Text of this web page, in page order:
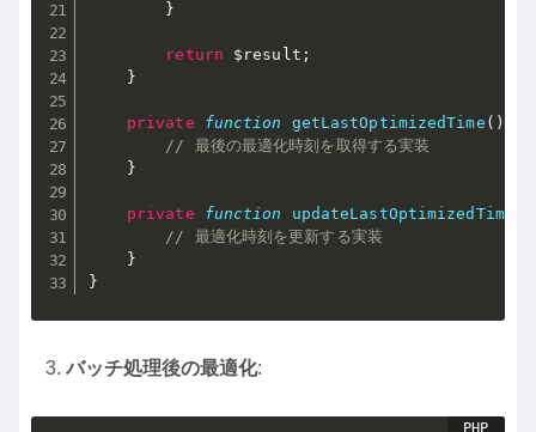
}
return $result ;
}
private function getLastOptimizedTime ( )
// 最後の最適化時刻を取得する実装
}
private function updateLastOptimizedTime
// 最適化時刻を更新する実装
}
}
バッチ処理後の最適化: